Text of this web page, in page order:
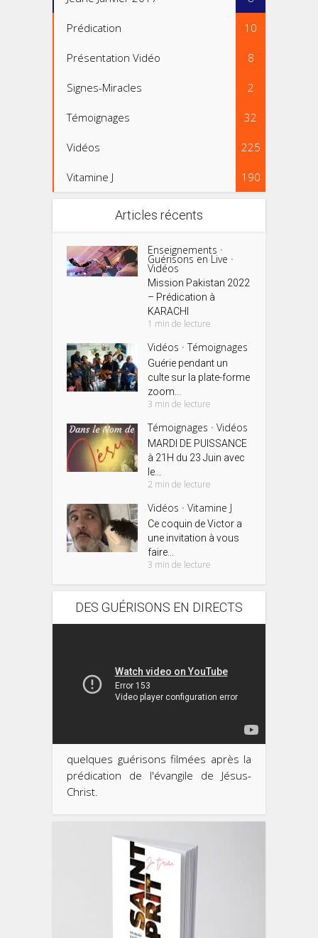
Prédication 10
Présentation Vidéo 8
Signes-Miracles 2
Témoignages 32
Vidéos 225
Vitamine J 190
Articles récents
Enseignements •
Guérisons en Live •
Vidéos
Mission Pakistan 2022
– Prédication à
KARACHI
1 min de lecture
Vidéos • Témoignages
Guérie pendant un
culte sur la plate-forme
zoom...
3 min de lecture
Témoignages • Vidéos
MARDI DE PUISSANCE
à 21H du 23 Juin avec
le...
2 min de lecture
Vidéos • Vitamine J
Ce coquin de Victor a
une invitation à vous
faire...
3 min de lecture
DES GUÉRISONS EN DIRECTS
quelques guérisons filmées après la
prédication de l'évangile de Jésus-
Christ.